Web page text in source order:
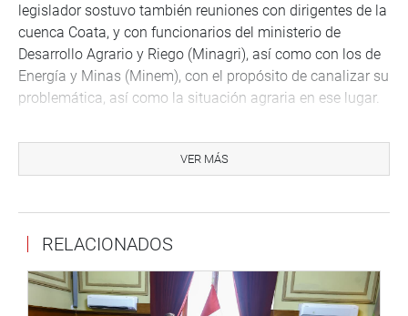
legislador sostuvo también reuniones con dirigentes de la
cuenca Coata, y con funcionarios del ministerio de
Desarrollo Agrario y Riego (Minagri), así como con los de
Energía y Minas (Minem), con el propósito de canalizar su
problemática, así como la situación agraria en ese lugar.
trabajando para fortalecer la descentralización, la salud,
la agricultura, la educación y la cultura de Puno”, señaló el
Cabe señalar, que la reunión fue gestionada por el
congresista Ramos Zapana desde hace dos semanas
cuando recibió la visita, en Lima, de los alcaldes de los
distritos afectados.
VER MÁS
RELACIONADOS